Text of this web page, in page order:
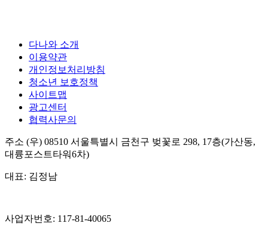
다나와 소개
이용약관
개인정보처리방침
청소년 보호정책
사이트맵
광고센터
협력사문의
주소 (우) 08510 서울특별시 금천구 벚꽃로 298, 17층(가산동,
대륭포스트타워6차)
대표: 김정남
사업자번호: 117-81-40065